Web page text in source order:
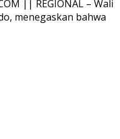
|| REGIONAL – Wali
menegaskan bahwa